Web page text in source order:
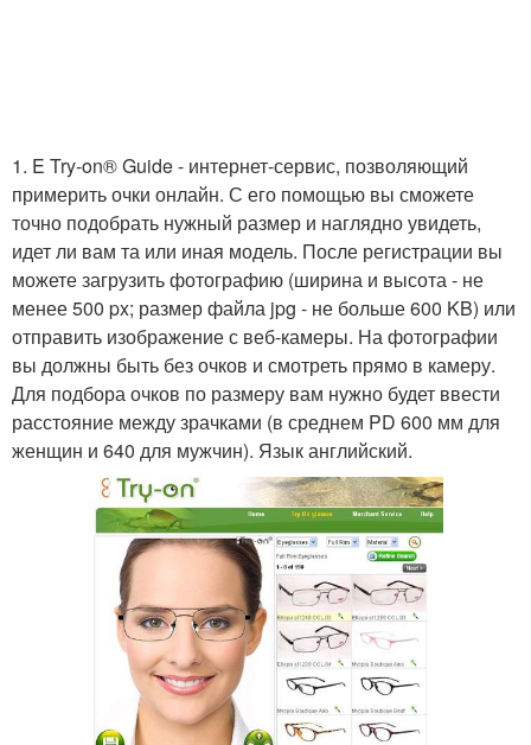
1. E Try-on® Guide - интернет-сервис, позволяющий
примерить очки онлайн. С его помощью вы сможете
точно подобрать нужный размер и наглядно увидеть,
идет ли вам та или иная модель. После регистрации вы
можете загрузить фотографию (ширина и высота - не
менее 500 px; размер файла jpg - не больше 600 KB) или
отправить изображение с веб-камеры. На фотографии
вы должны быть без очков и смотреть прямо в камеру.
Для подбора очков по размеру вам нужно будет ввести
расстояние между зрачками (в среднем PD 600 мм для
женщин и 640 для мужчин). Язык английский.